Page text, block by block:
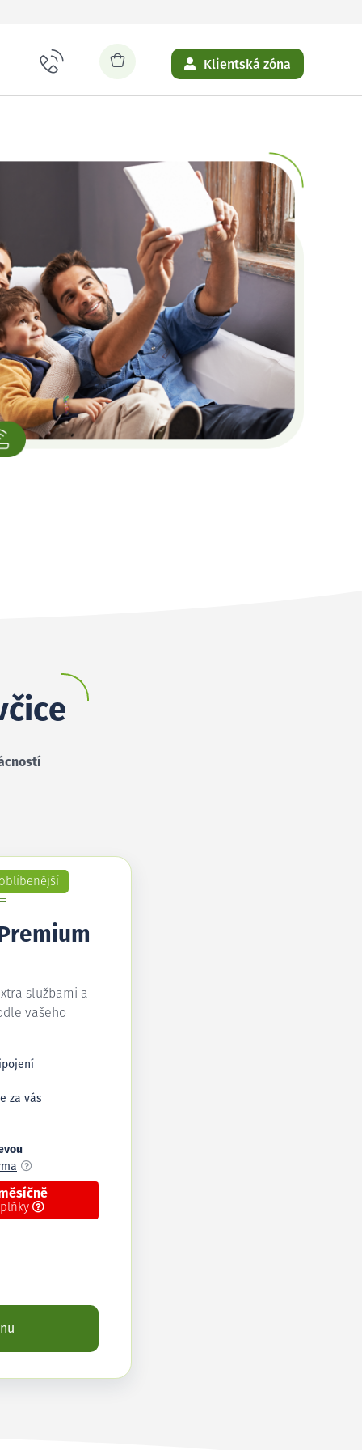
Klientská zóna
službami a
vašeho
za vás